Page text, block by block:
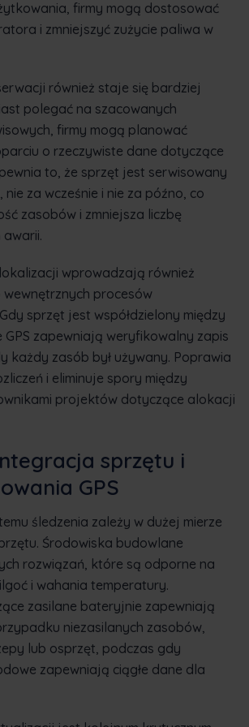
firmy mogą dostosować
i zmniejszyć zużycie paliwa w
również staje się bardziej
polegać na szacowanych
firmy mogą planować
o rzeczywiste dane dotyczące
to, że sprzęt jest serwisowany
za wcześnie i nie za późno, co
zasobów i zmniejsza liczbę
wprowadzają również
procesów
sprzęt jest współdzielony między
zapewniają weryfikowalny zapis
każdy zasób był używany. Poprawia
i eliminuje spory między
projektów dotyczące alokacji
sprzętu i
GPS
śledzenia zależy w dużej mierze
Środowiska budowlane
rozwiązań, które są odporne na
i wahania temperatury.
zasilane bateryjnie zapewniają
niezasilanych zasobów,
lub osprzęt, podczas gdy
zapewniają ciągłe dane dla